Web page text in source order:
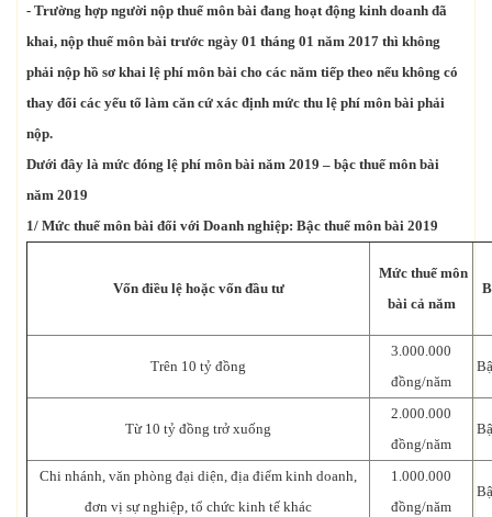
- Trường hợp người nộp thuế môn bài đang hoạt động kinh doanh đã
khai, nộp thuế môn bài trước ngày 01 tháng 01 năm 2017 thì không
phải nộp hồ sơ khai lệ phí môn bài cho các năm tiếp theo nếu không có
thay đổi các yếu tố làm căn cứ xác định mức thu lệ phí môn bài phải
nộp.
Dưới đây là mức đóng lệ phí môn bài năm 2019 – bậc thuế môn bài
năm 2019
1/ Mức thuế môn bài đối với Doanh nghiệp: Bậc thuế môn bài 2019
Vốn điều lệ hoặc vốn đầu tư
Mức thuế môn
bài cả năm
Trên 10 tỷ đồng
3.000.000
đồng/năm
Từ 10 tỷ đồng trở xuống
2.000.000
đồng/năm
Chi nhánh, văn phòng đại diện, địa điểm kinh doanh,
đơn vị sự nghiệp, tổ chức kinh tế khác
1.000.000
đồng/năm